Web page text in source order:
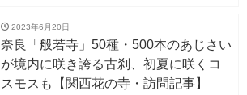
2023年6月20日
奈良「般若寺」50種・500本のあじさい
が境内に咲き誇る古刹、初夏に咲くコ
スモスも【関西花の寺・訪問記事】